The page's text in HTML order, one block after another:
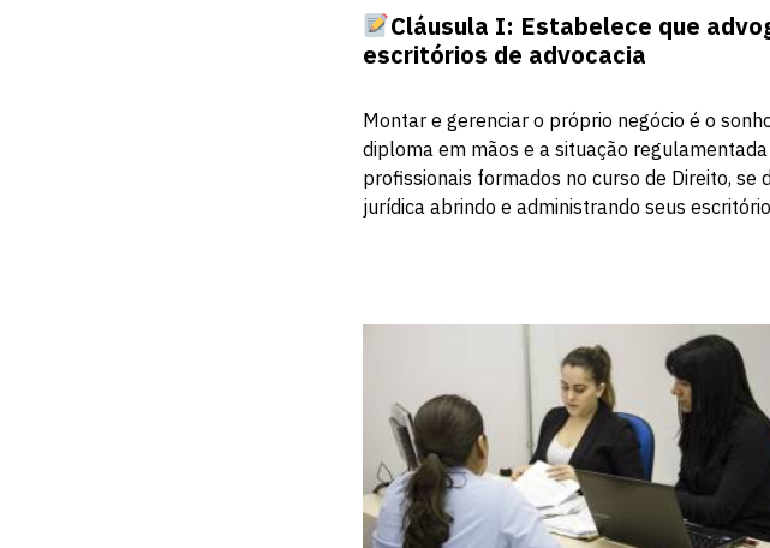
Cláusula I: Estabelece que
escritórios de advocacia
Montar e gerenciar o próprio negócio é o
diploma em mãos e a situação
profissionais formados no curso de Direito,
jurídica abrindo e administrando seus